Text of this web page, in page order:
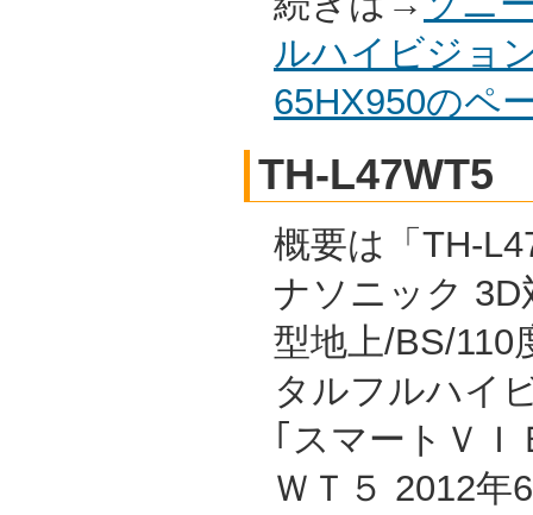
ルハイビジョ
65HX950のペ
TH-L47WT5
概要は「TH-
ナソニック 3D
型地上/BS/110
タルフルハイ
｢スマートＶＩ
ＷＴ５ 2012年